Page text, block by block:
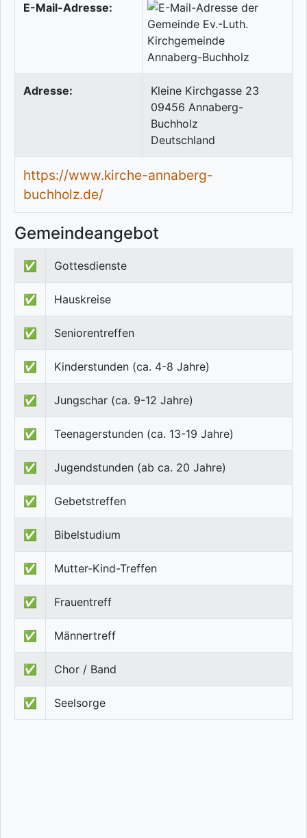
E-Mail-Adresse:
Adresse:
Kleine Kirchgasse 23
09456 Annaberg-
Buchholz
Deutschland
https://www.kirche-annaberg-
buchholz.de/
Gemeindeangebot
✅ Gottesdienste
✅ Hauskreise
✅ Seniorentreffen
✅ Kinderstunden (ca. 4-8 Jahre)
✅ Jungschar (ca. 9-12 Jahre)
✅ Teenagerstunden (ca. 13-19 Jahre)
✅ Jugendstunden (ab ca. 20 Jahre)
✅ Gebetstreffen
✅ Bibelstudium
✅ Mutter-Kind-Treffen
✅ Frauentreff
✅ Männertreff
✅ Chor / Band
✅ Seelsorge